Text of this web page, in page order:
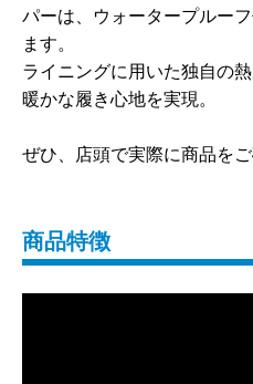
パーは、ウォータープルー
ます。
ライニングに用いた独自の
暖かな履き心地を実現。
ぜひ、店頭で実際に商品をご
商品特徴